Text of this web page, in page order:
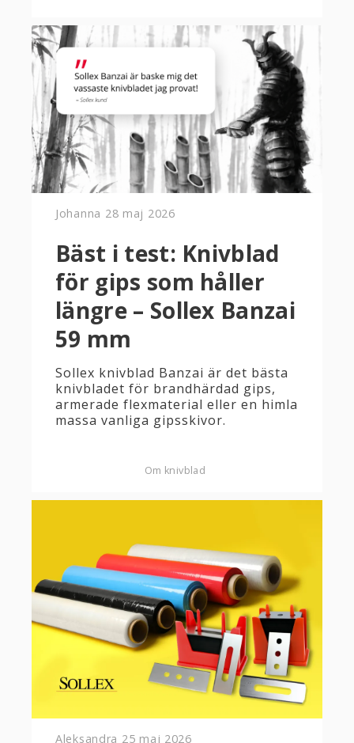
Johanna 28 maj 2026
Bäst i test: Knivblad
för gips som håller
längre – Sollex Banzai
59 mm
Sollex knivblad Banzai är det bästa
knivbladet för brandhärdad gips,
armerade flexmaterial eller en himla
massa vanliga gipsskivor.
Om knivblad
Aleksandra 25 maj 2026